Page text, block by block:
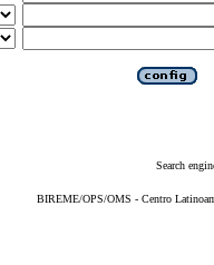
Search
BIREME/OPS/OMS - Centro